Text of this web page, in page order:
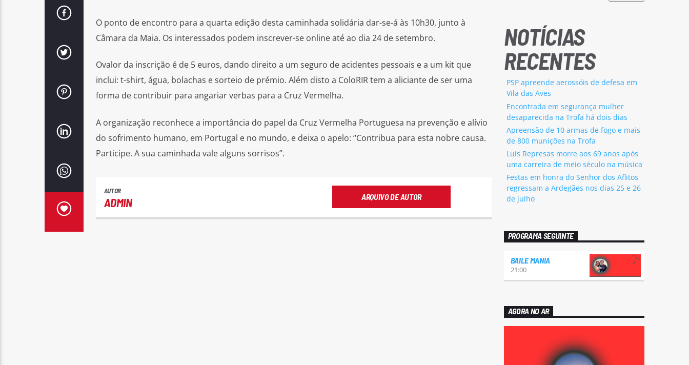
O ponto de encontro para a quarta edição desta caminhada solidária dar-se-á às 10h30, junto à
Câmara da Maia. Os interessados podem inscrever-se online até ao dia 24 de setembro.
Ovalor da inscrição é de 5 euros, dando direito a um seguro de acidentes pessoais e a um kit que
inclui: t-shirt, água, bolachas e sorteio de prémio. Além disto a ColoRIR tem a aliciante de ser uma
forma de contribuir para angariar verbas para a Cruz Vermelha.
A organização reconhece a importância do papel da Cruz Vermelha Portuguesa na prevenção e alívio
do sofrimento humano, em Portugal e no mundo, e deixa o apelo: “Contribua para esta nobre causa.
Participe. A sua caminhada vale alguns sorrisos”.
AUTOR
ADMIN ARQUIVO DE AUTOR
NOTÍCIAS
RECENTES
PSP apreende aerossóis de defesa em
Vila das Aves
Encontrada em segurança mulher
desaparecida na Trofa há dois dias
Apreensão de 10 armas de fogo e mais
de 800 munições na Trofa
Luís Represas morre aos 69 anos após
uma carreira de meio século na música
Festas em honra do Senhor dos Aflitos
regressam a Ardegães nos dias 25 e 26
de julho
PROGRAMA SEGUINTE
BAILE MANIA
21:00
AGORA NO AR